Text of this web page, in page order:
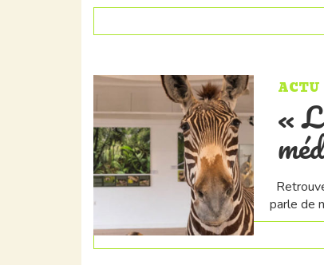
ACTU
«
parle de